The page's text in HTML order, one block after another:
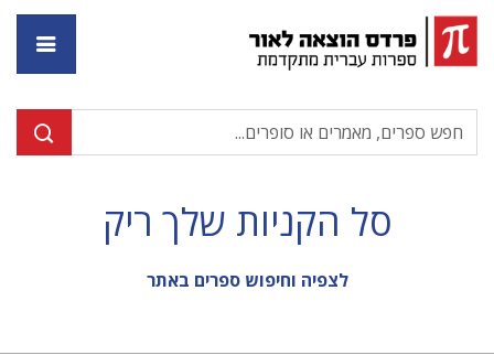
סל הקניות שלך ריק
לצפיה וחיפוש ספרים באתר